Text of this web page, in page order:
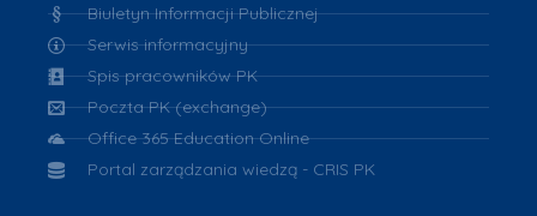
Biuletyn Informacji Publicznej
Serwis informacyjny
Spis pracowników PK
Poczta PK (exchange)
Office 365 Education Online
Portal zarządzania wiedzą - CRIS PK